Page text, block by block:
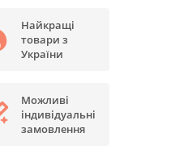
Найкращі
товари з
України
Можливі
індивідуальні
замовлення